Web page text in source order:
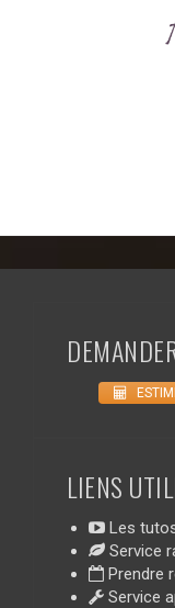
LIENS
Les
Service
Prendre
Service